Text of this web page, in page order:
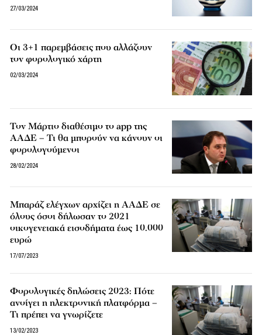
27/03/2024
Οι 3+1 παρεμβάσεις που αλλάζουν
τον φορολογικό χάρτη
02/03/2024
Τον Μάρτιο διαθέσιμο το app της
ΑΑΔΕ – Τι θα μπορούν να κάνουν οι
φορολογούμενοι
28/02/2024
Μπαράζ ελέγχων αρχίζει η ΑΑΔΕ σε
όλους όσοι δήλωσαν το 2021
οικογενειακά εισοδήματα έως 10.000
ευρώ
17/07/2023
Φορολογικές δηλώσεις 2023: Πότε
ανοίγει η ηλεκτρονική πλατφόρμα –
Τι πρέπει να γνωρίζετε
13/02/2023